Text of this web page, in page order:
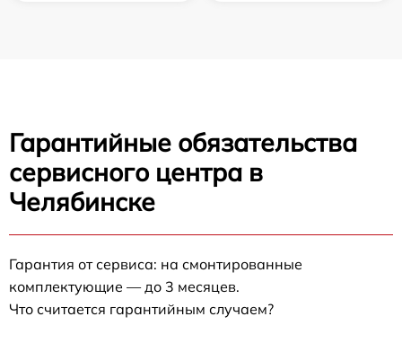
Гарантийные обязательства
сервисного центра в
Челябинске
Гарантия от сервиса: на смонтированные
комплектующие — до 3 месяцев.
Что считается гарантийным случаем?